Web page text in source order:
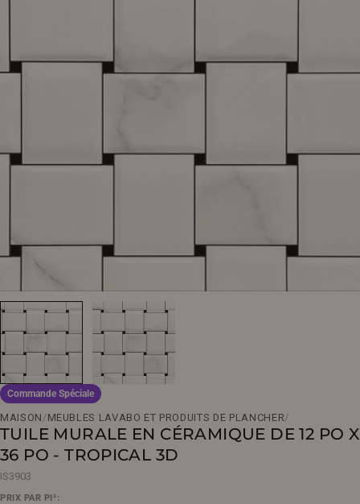
Commande Spéciale
MAISON /MEUBLES LAVABO ET PRODUITS DE PLANCHER/
TUILE MURALE EN CÉRAMIQUE DE 12 PO X
36 PO - TROPICAL 3D
IS3903
PRIX PAR PI²: